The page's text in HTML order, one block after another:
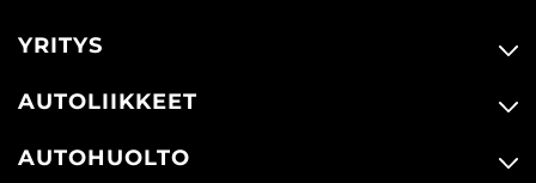
YRITYS
AUTOLIIKKEET
AUTOHUOLTO